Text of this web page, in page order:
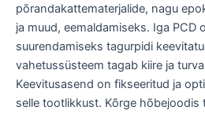
põrandakattematerjalide, nagu
ja muud, eemaldamiseks. Iga PCD
suurendamiseks tagurpidi
vahetussüsteem tagab kiire ja
Keevitusasend on fikseeritud ja
selle tootlikkust. Kõrge hõbejoodis